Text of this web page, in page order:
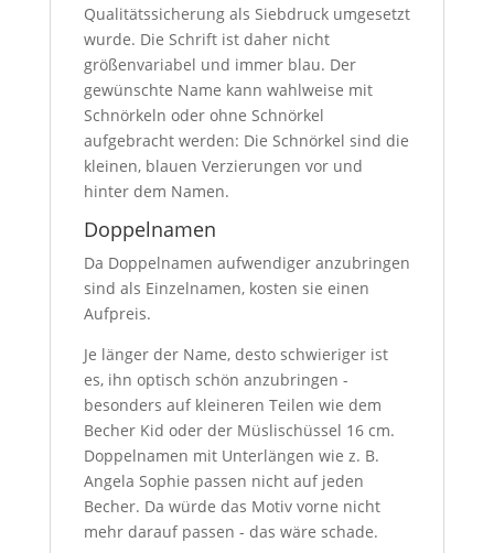
Qualitätssicherung als Siebdruck umgesetzt
wurde. Die Schrift ist daher nicht
größenvariabel und immer blau. Der
gewünschte Name kann wahlweise mit
Schnörkeln oder ohne Schnörkel
aufgebracht werden: Die Schnörkel sind die
kleinen, blauen Verzierungen vor und
hinter dem Namen.
Doppelnamen
Da Doppelnamen aufwendiger anzubringen
sind als Einzelnamen, kosten sie einen
Aufpreis.
Je länger der Name, desto schwieriger ist
es, ihn optisch schön anzubringen -
besonders auf kleineren Teilen wie dem
Becher Kid oder der Müslischüssel 16 cm.
Doppelnamen mit Unterlängen wie z. B.
Angela Sophie passen nicht auf jeden
Becher. Da würde das Motiv vorne nicht
mehr darauf passen - das wäre schade.